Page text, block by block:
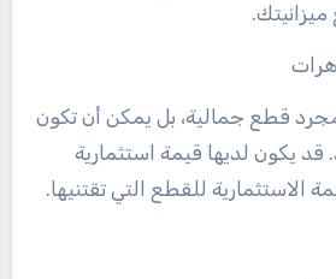
قطع جمالية، بل يمكن أن تكون
قد يكون لديها قيمة استثمارية
الاستثمارية للقطع التي تقتنيها.